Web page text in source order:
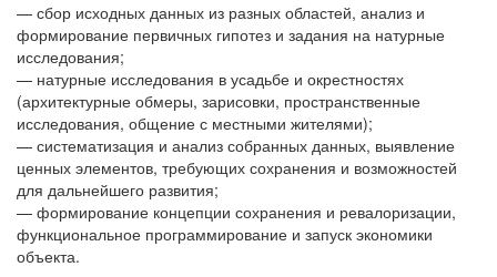
— сбор исходных данных из разных областей, анализ и
формирование первичных гипотез и задания на натурные
исследования;
— натурные исследования в усадьбе и окрестностях
(архитектурные обмеры, зарисовки, пространственные
исследования, общение с местными жителями);
— систематизация и анализ собранных данных, выявление
ценных элементов, требующих сохранения и возможностей
для дальнейшего развития;
— формирование концепции сохранения и ревалоризации,
функциональное программирование и запуск экономики
объекта.